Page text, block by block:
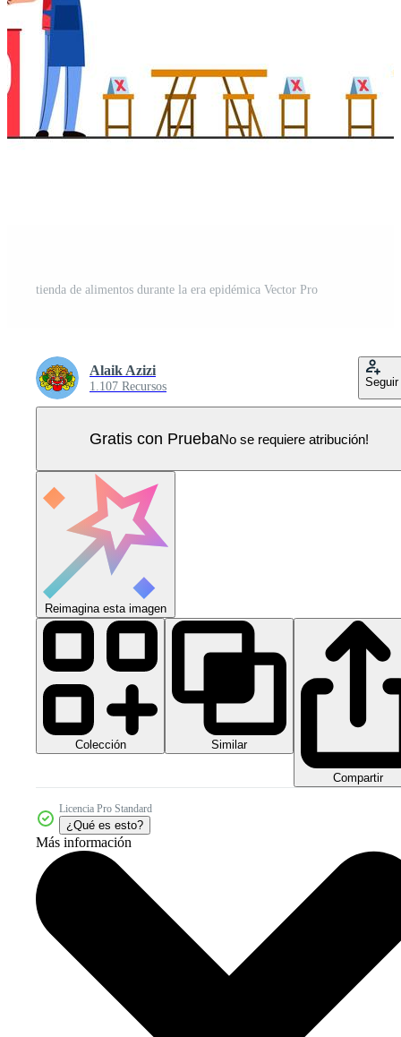
tienda de alimentos durante la era epidémica Vector Pro
Alaik Azizi
1.107 Recursos Seguir
Gratis con PruebaNo se requiere atribución!
Reimagina esta imagen
Colección Similar
Compartir
Licencia Pro Standard
¿Qué es esto?
Más información